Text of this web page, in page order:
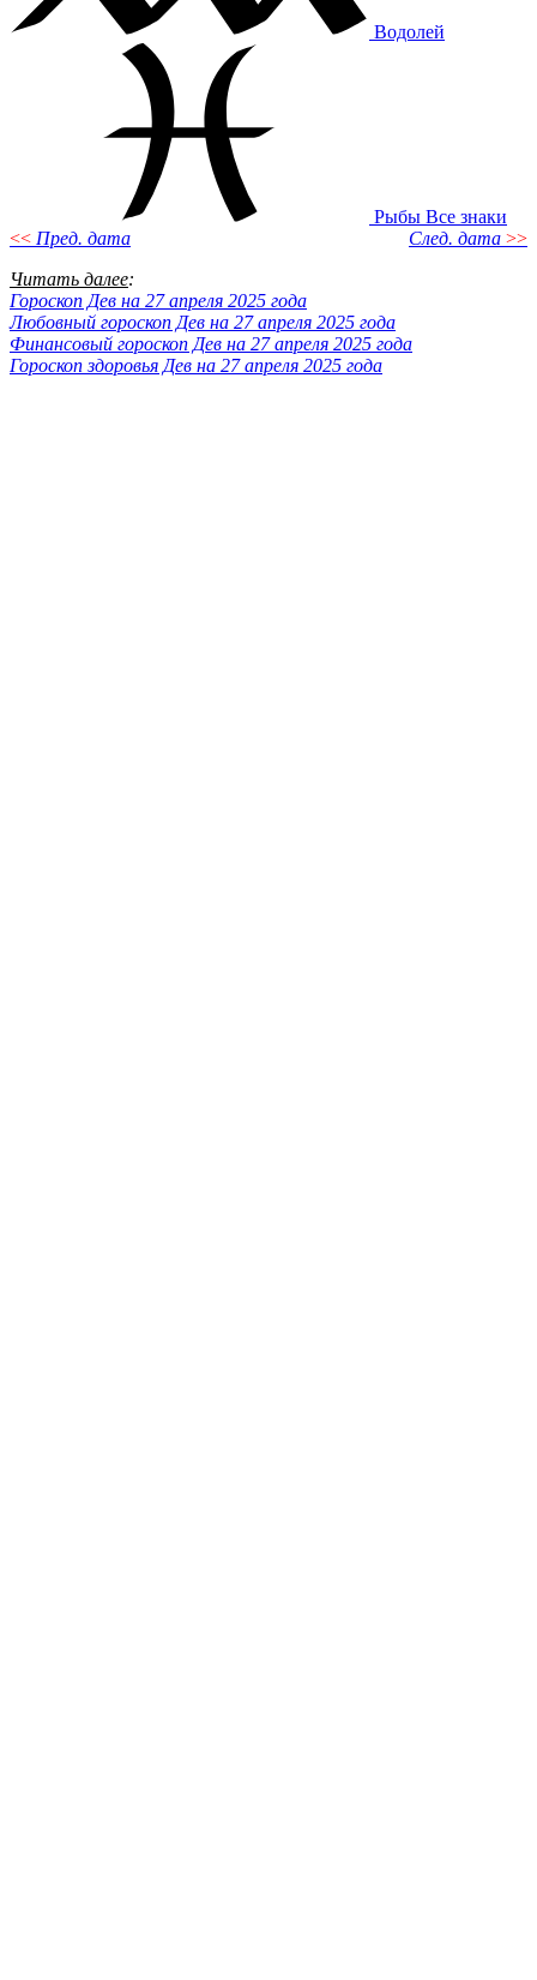
Водолей
Рыбы Все знаки
<< Пред. дата След. дата >>
Читать далее:
Гороскоп Дев на 27 апреля 2025 года
Любовный гороскоп Дев на 27 апреля 2025 года
Финансовый гороскоп Дев на 27 апреля 2025 года
Гороскоп здоровья Дев на 27 апреля 2025 года